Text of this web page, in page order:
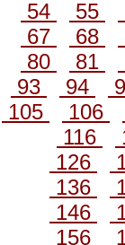
54
55
67
68
80
81
93
94
105
106
116
126
136
146
156